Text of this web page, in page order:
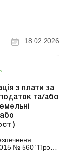
18.02.2026
з плати за
та/або
№ 560 "Про